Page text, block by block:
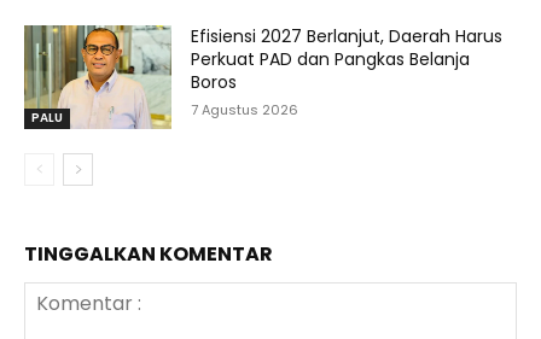
PALU
Efisiensi 2027 Berlanjut, Daerah Harus
Perkuat PAD dan Pangkas Belanja
Boros
7 Agustus 2026
TINGGALKAN KOMENTAR